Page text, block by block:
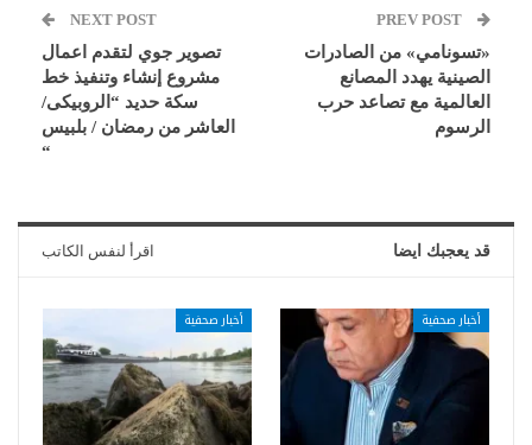
«تسونامي» من الصادرات
الصينية يهدد المصانع
العالمية مع تصاعد حرب
الرسوم
NEXT POST
تصوير جوي لتقدم اعمال
مشروع إنشاء وتنفيذ خط
سكة حديد “الروبيكى/
العاشر من رمضان / بلبيس
“
قد يعجبك ايضا اقرأ لنفس الكاتب
أخبار صحفية أخبار صحفية